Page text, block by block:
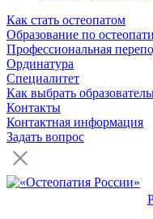
Как стать остеопатом
Образование по
Профессиональная
Ординатура
Специалитет
Как выбрать
Контакты
Контактная информация
Задать вопрос